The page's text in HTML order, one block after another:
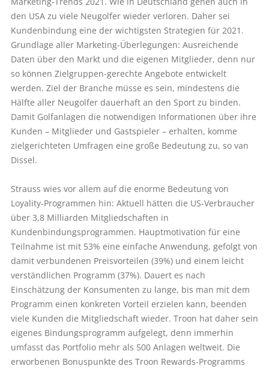
den USA zu viele Neugol­fer wieder verloren. Daher sei
Kundenbindung eine der wichtigsten Strategien für 2021.
Grundlage aller Marketing-Überlegungen: Ausreichende
Daten über den Markt und die eigenen Mitglieder, denn nur
so können Zielgruppen-gerechte Angebote entwickelt
werden. Ziel der Branche müsse es sein, mindestens die
Hälfte aller Neugolfer dauerhaft an den Sport zu binden.
Damit Golfanlagen die notwendigen Informationen über ihre
Kunden – Mitglieder und Gastspieler – erhalten, komme
zielgerichteten Umfragen eine große Bedeutung zu, so van
Dissel.
Strauss wies vor allem auf die enorme Bedeutung von
Loyality-Programmen hin: Aktuell hätten die US-Verbraucher
über 3,8 Milliarden Mitgliedschaften in
Kundenbindungsprogrammen. Hauptmotivation für eine
Teilnahme ist mit 53% eine einfache Anwendung, gefolgt von
damit verbundenen Preisvorteilen (39%) und einem leicht
verständlichen Programm (37%). Dauert es nach
Einschätzung der Konsumenten zu lange, bis man mit dem
Programm einen konkreten Vorteil erzielen kann, beenden
viele Kunden die Mitgliedschaft wieder. Troon hat daher sein
eigenes Bindungsprogramm aufgelegt, denn immerhin
umfasst das Portfolio mehr als 500 Anlagen weltweit. Die
erworbenen Bonuspunkte des Troon Rewards-Programms